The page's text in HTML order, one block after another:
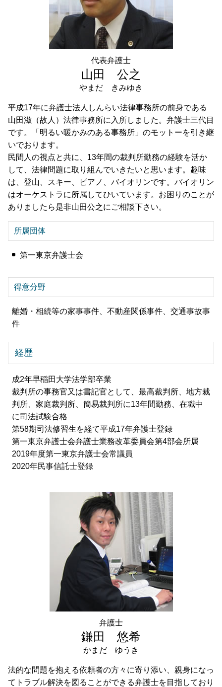
相続 千葉県 弁護士 相談
遺言書作成 品川区 弁護士 相談
遺言書作成 東京都 弁護士 相談
財産管理 目黒区 弁護士 相談
相続 節税 神奈川県 弁護士 相談
任意売却 千葉県 弁護士 相談
平成17年に弁護士法人しんらい法律事務所の前身である
山田滋（故人）法律事務所に入所しました。弁護士三代目
です。「明るい暖かみのある事務所」のモットーを引き継
いでおります。
民間人の視点と共に、13年間の裁判所勤務の経験を活か
して、法律問題に取り組んでいきたいと思います。趣味
は、登山、スキー、ピアノ、バイオリンです。バイオリン
はオーケストラに所属してひいています。お困りのことが
ありましたら是非山田公之にご相談下さい。
所属団体
第一東京弁護士会
得意分野
離婚・相続等の家事事件、不動産関係事件、交通事故事
件
経歴
成2年早稲田大学法学部卒業
裁判所の事務官又は書記官として、最高裁判所、地方裁
判所、家庭裁判所、簡易裁判所に13年間勤務、在職中
に司法試験合格
第58期司法修習生を経て平成17年弁護士登録
第一東京弁護士会弁護士業務改革委員会第4部会所属
2019年度第一東京弁護士会常議員
2020年民事信託士登録
代表弁護士
山田 公之
やまだ きみゆき
法的な問題を抱える依頼者の方々に寄り添い、親身になっ
てトラブル解決を図ることができる弁護士を目指しており
弁護士
鎌田 悠希
かまだ ゆうき